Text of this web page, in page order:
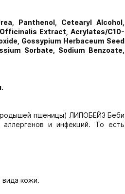
Panthenol, Cetearyl Alcohol,
Extract, Acrylates/C10-
Gossypium Herbaceum Seed
Sorbate, Sodium Benzoate,
пшеницы) ЛИПОБЕЙЗ Беби
и инфекций. То есть
вида кожи.